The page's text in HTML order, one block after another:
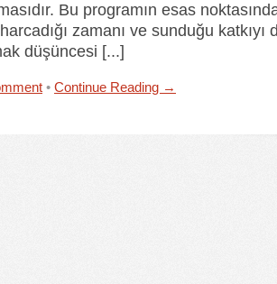
Bu programın esas
zamanı ve sunduğu katkıyı
düşüncesi [...]
• Continue Reading →